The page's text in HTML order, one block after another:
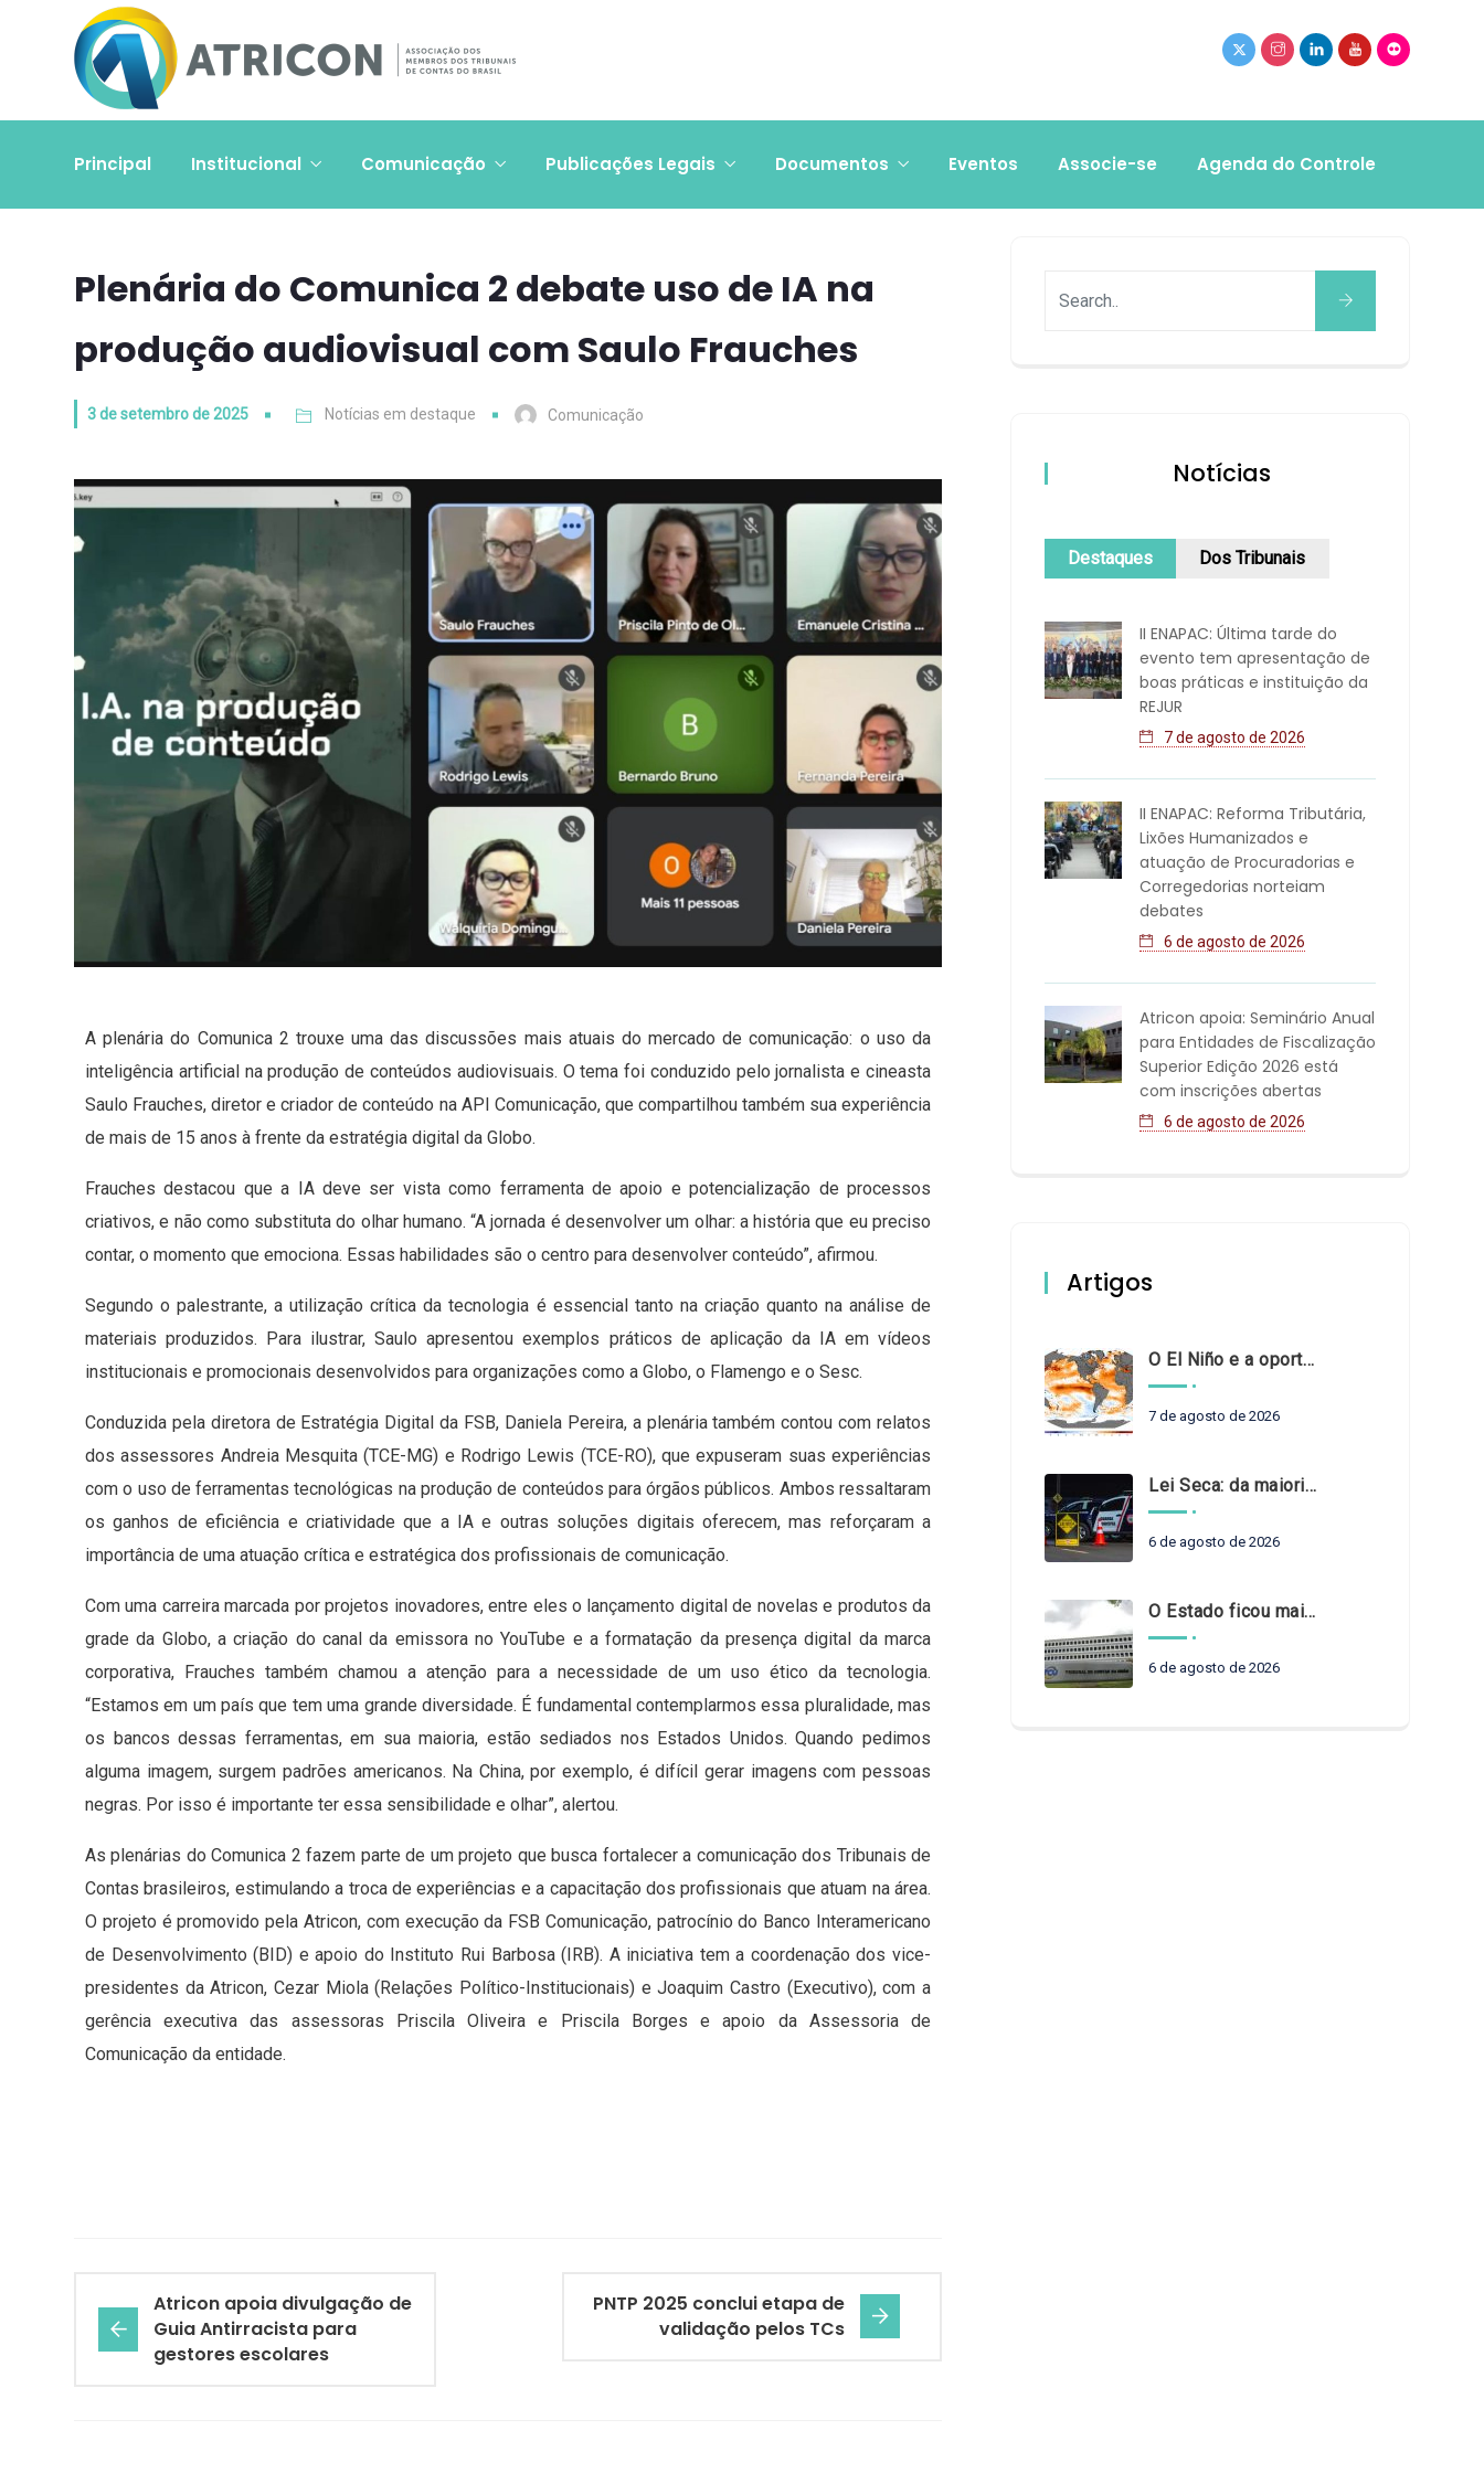
Principal Institucional Comunicação Publicações Legais Documentos Eventos Associe-se Agenda do Controle
Plenária do Comunica 2 debate uso de IA na
produção audiovisual com Saulo Frauches
3 de setembro de 2025 Notícias em destaque Comunicação
A plenária do Comunica 2 trouxe uma das discussões mais atuais do mercado de comunicação: o uso da
inteligência artificial na produção de conteúdos audiovisuais. O tema foi conduzido pelo jornalista e cineasta
Saulo Frauches, diretor e criador de conteúdo na API Comunicação, que compartilhou também sua experiência
de mais de 15 anos à frente da estratégia digital da Globo.
Frauches destacou que a IA deve ser vista como ferramenta de apoio e potencialização de processos
criativos, e não como substituta do olhar humano. “A jornada é desenvolver um olhar: a história que eu preciso
contar, o momento que emociona. Essas habilidades são o centro para desenvolver conteúdo”, afirmou.
Segundo o palestrante, a utilização crítica da tecnologia é essencial tanto na criação quanto na análise de
materiais produzidos. Para ilustrar, Saulo apresentou exemplos práticos de aplicação da IA em vídeos
institucionais e promocionais desenvolvidos para organizações como a Globo, o Flamengo e o Sesc.
Conduzida pela diretora de Estratégia Digital da FSB, Daniela Pereira, a plenária também contou com relatos
dos assessores Andreia Mesquita (TCE-MG) e Rodrigo Lewis (TCE-RO), que expuseram suas experiências
com o uso de ferramentas tecnológicas na produção de conteúdos para órgãos públicos. Ambos ressaltaram
os ganhos de eficiência e criatividade que a IA e outras soluções digitais oferecem, mas reforçaram a
importância de uma atuação crítica e estratégica dos profissionais de comunicação.
Com uma carreira marcada por projetos inovadores, entre eles o lançamento digital de novelas e produtos da
grade da Globo, a criação do canal da emissora no YouTube e a formatação da presença digital da marca
corporativa, Frauches também chamou a atenção para a necessidade de um uso ético da tecnologia.
“Estamos em um país que tem uma grande diversidade. É fundamental contemplarmos essa pluralidade, mas
os bancos dessas ferramentas, em sua maioria, estão sediados nos Estados Unidos. Quando pedimos
alguma imagem, surgem padrões americanos. Na China, por exemplo, é difícil gerar imagens com pessoas
negras. Por isso é importante ter essa sensibilidade e olhar”, alertou.
As plenárias do Comunica 2 fazem parte de um projeto que busca fortalecer a comunicação dos Tribunais de
Contas brasileiros, estimulando a troca de experiências e a capacitação dos profissionais que atuam na área.
O projeto é promovido pela Atricon, com execução da FSB Comunicação, patrocínio do Banco Interamericano
de Desenvolvimento (BID) e apoio do Instituto Rui Barbosa (IRB). A iniciativa tem a coordenação dos vice-
presidentes da Atricon, Cezar Miola (Relações Político-Institucionais) e Joaquim Castro (Executivo), com a
gerência executiva das assessoras Priscila Oliveira e Priscila Borges e apoio da Assessoria de
Comunicação da entidade.
Atricon apoia divulgação de
Guia Antirracista para
gestores escolares
PNTP 2025 conclui etapa de
validação pelos TCs
Notícias
Destaques Dos Tribunais
II ENAPAC: Última tarde do
evento tem apresentação de
boas práticas e instituição da
REJUR
7 de agosto de 2026
II ENAPAC: Reforma Tributária,
Lixões Humanizados e
atuação de Procuradorias e
Corregedorias norteiam
debates
6 de agosto de 2026
Atricon apoia: Seminário Anual
para Entidades de Fiscalização
Superior Edição 2026 está
com inscrições abertas
6 de agosto de 2026
Artigos
O El Niño e a oportunidade de fortalecer o controle externo das políticas climáticas
7 de agosto de 2026
Lei Seca: da maioridade à maturidade
6 de agosto de 2026
O Estado ficou mais complexo. O controle precisa acompanhar
6 de agosto de 2026